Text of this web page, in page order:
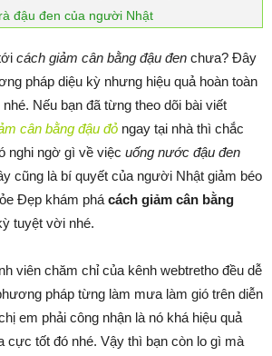
đậu đen của người Nhật
cách giảm cân bằng đậu đen chưa? Đây
pháp diệu kỳ nhưng hiệu quả hoàn toàn
Nếu bạn đã từng theo dõi bài viết
cân bằng đậu đỏ ngay tại nhà thì chắc
nghi ngờ gì về việc uống nước đậu đen
cũng là bí quyết của người Nhật giảm béo
Đẹp khám phá cách giảm cân bằng
tuyệt vời nhé.
viên chăm chỉ của kênh webtretho đều dễ
pháp từng làm mưa làm gió trên diễn
em phải công nhận là nó khá hiệu quả
cực tốt đó nhé. Vậy thì bạn còn lo gì mà